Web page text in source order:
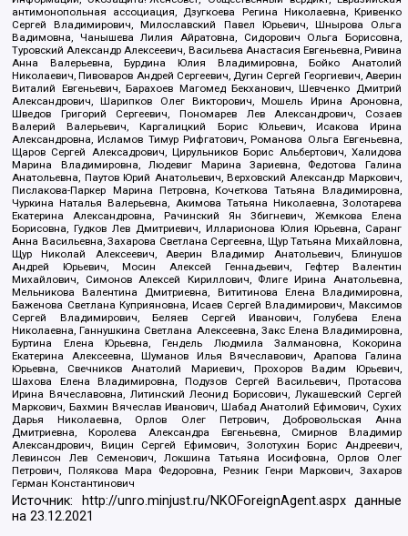
антимонопольная ассоциация, Дзугкоева Регина Николаевна, Кривенко
Сергей Владимирович, Милославский Павел Юрьевич, Шнырова Ольга
Вадимовна, Чанышева Лилия Айратовна, Сидорович Ольга Борисовна,
Туровский Александр Алексеевич, Васильева Анастасия Евгеньевна, Ривина
Анна Валерьевна, Бурдина Юлия Владимировна, Бойко Анатолий
Николаевич, Пивоваров Андрей Сергеевич, Дугин Сергей Георгиевич, Аверин
Виталий Евгеньевич, Барахоев Магомед Бекханович, Шевченко Дмитрий
Александрович, Шарипков Олег Викторович, Мошель Ирина Ароновна,
Шведов Григорий Сергеевич, Пономарев Лев Александрович, Созаев
Валерий Валерьевич, Каргалицкий Борис Юльевич, Исакова Ирина
Александровна, Исламов Тимур Рифгатович, Романова Ольга Евгеньевна,
Щаров Сергей Алексадрович, Цирульников Борис Альбертович, Халидова
Марина Владимировна, Людевиг Марина Зариевна, Федотова Галина
Анатольевна, Паутов Юрий Анатольевич, Верховский Александр Маркович,
Пислакова-Паркер Марина Петровна, Кочеткова Татьяна Владимировна,
Чуркина Наталья Валерьевна, Акимова Татьяна Николаевна, Золотарева
Екатерина Александровна, Рачинский Ян Збигневич, Жемкова Елена
Борисовна, Гудков Лев Дмитриевич, Илларионова Юлия Юрьевна, Саранг
Анна Васильевна, Захарова Светлана Сергеевна, Щур Татьяна Михайловна,
Щур Николай Алексеевич, Аверин Владимир Анатольевич, Блинушов
Андрей Юрьевич, Мосин Алексей Геннадьевич, Гефтер Валентин
Михайлович, Симонов Алексей Кириллович, Флиге Ирина Анатольевна,
Мельникова Валентина Дмитриевна, Вититинова Елена Владимировна,
Баженова Светлана Куприяновна, Исаев Сергей Владимирович, Максимов
Сергей Владимирович, Беляев Сергей Иванович, Голубева Елена
Николаевна, Ганнушкина Светлана Алексеевна, Закс Елена Владимировна,
Буртина Елена Юрьевна, Гендель Людмила Залмановна, Кокорина
Екатерина Алексеевна, Шуманов Илья Вячеславович, Арапова Галина
Юрьевна, Свечников Анатолий Мариевич, Прохоров Вадим Юрьевич,
Шахова Елена Владимировна, Подузов Сергей Васильевич, Протасова
Ирина Вячеславовна, Литинский Леонид Борисович, Лукашевский Сергей
Маркович, Бахмин Вячеслав Иванович, Шабад Анатолий Ефимович, Сухих
Дарья Николаевна, Орлов Олег Петрович, Добровольская Анна
Дмитриевна, Королева Александра Евгеньевна, Смирнов Владимир
Александрович, Вицин Сергей Ефимович, Золотухин Борис Андреевич,
Левинсон Лев Семенович, Локшина Татьяна Иосифовна, Орлов Олег
Петрович, Полякова Мара Федоровна, Резник Генри Маркович, Захаров
Герман Константинович
Источник: http://unro.minjust.ru/NKOForeignAgent.aspxданные
на23.12.2021